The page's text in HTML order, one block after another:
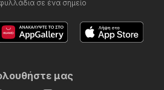
σε ένα σημείο
μας